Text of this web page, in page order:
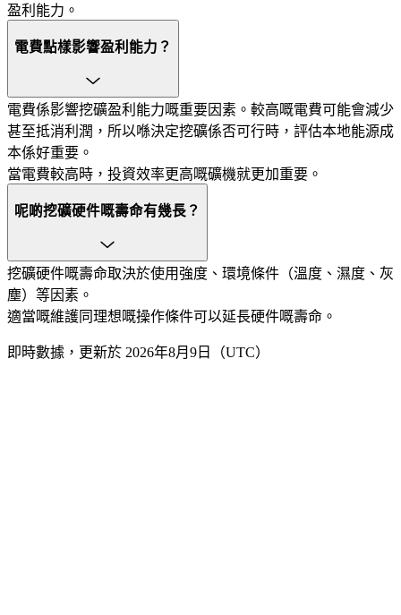
盈利能力。
電費點樣影響盈利能力？
電費係影響挖礦盈利能力嘅重要因素。較高嘅電費可能會減少
甚至抵消利潤，所以喺決定挖礦係否可行時，評估本地能源成
本係好重要。
當電費較高時，投資效率更高嘅礦機就更加重要。
呢啲挖礦硬件嘅壽命有幾長？
挖礦硬件嘅壽命取決於使用強度、環境條件（溫度、濕度、灰
塵）等因素。
適當嘅維護同理想嘅操作條件可以延長硬件嘅壽命。
即時數據，更新於 2026年8月9日（UTC）